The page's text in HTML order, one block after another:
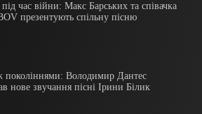
час війни: Макс Барських та співачка
презентують спільну пісню
поколіннями: Володимир Дантес
нове звучання пісні Ірини Білик